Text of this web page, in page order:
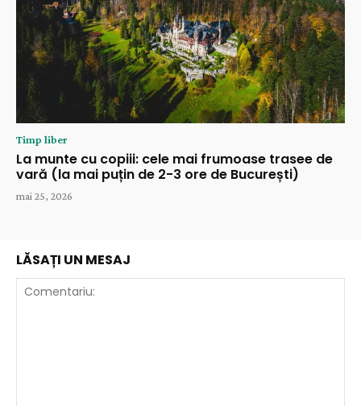
Timp liber
La munte cu copiii: cele mai frumoase trasee de
vară (la mai puțin de 2-3 ore de București)
mai 25, 2026
LĂSAȚI UN MESAJ